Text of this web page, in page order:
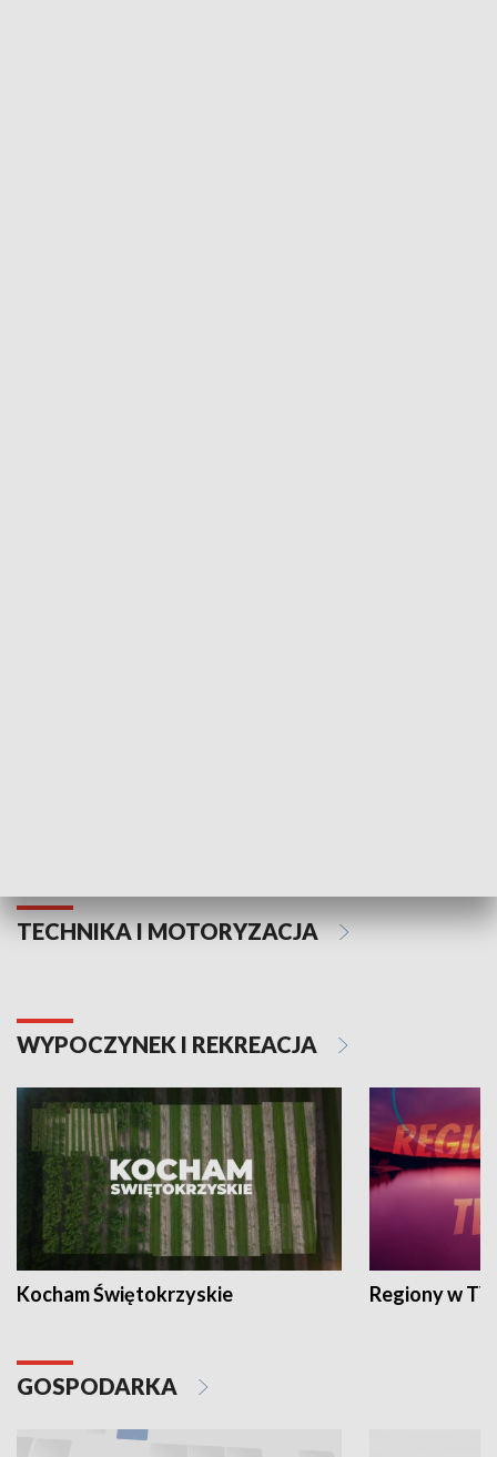
TECHNIKA I MOTORYZACJA
WYPOCZYNEK I REKREACJA
Kocham Świętokrzyskie Regiony w
GOSPODARKA